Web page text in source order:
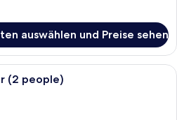
auswählen und Preise sehen
Ein modernes Wohnzimmer mit
(2 people)